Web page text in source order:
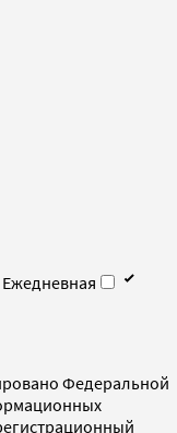
Ежедневная
Федеральной